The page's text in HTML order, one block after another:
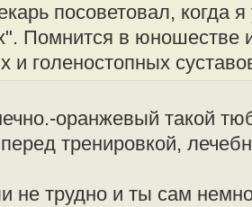
посоветовал, когда я
Помнится в юношестве
и голеностопных
оранжевый такой
тренировкой,
не трудно и ты сам